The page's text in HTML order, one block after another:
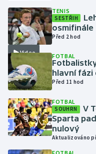
Gymnastika
Házená
Jezdectví
Judo
Krasobruslení
Lezení
Video
TENIS
SESTŘIH
osmifinále
Před 2 hod
FOTBAL
hlavní
Před 11 hod
FOTBAL
SOUHRN
V
Sparta
nulový
Aktualizováno